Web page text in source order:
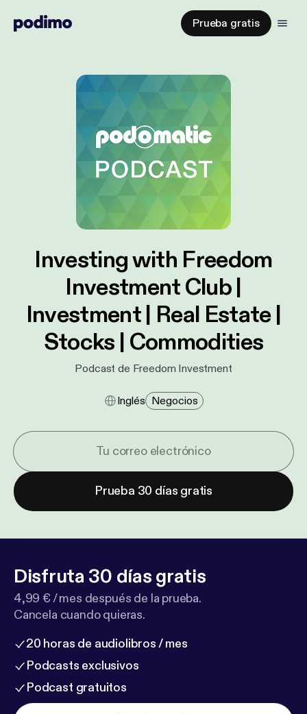
Prueba gratis
Investing with Freedom
Investment Club |
Investment | Real Estate |
Stocks | Commodities
Podcast de Freedom Investment
Inglés Negocios
Prueba 30 días gratis
Disfruta 30 días gratis
4,99 € / mes después de la prueba.
Cancela cuando quieras.
20 horas de audiolibros / mes
Podcasts exclusivos
Podcast gratuitos